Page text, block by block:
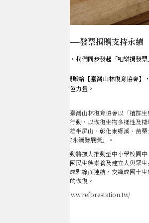
小行動，大意義——發票捐贈支持永續
除了展示再生紙筆記本，我們同步發起「📮樂捐發
募得的發票 💚 已全數捐贈給【臺灣山林復育協會】
為森林復育注入一點綠色力量。
【永續實績】社團法人臺灣山林復育協會以「植群
淺山植群（森林）復育行動，以恢復生物多樣性及
實績有臺中大肚山、高雄半屏山、彰化東螺溪、苗
並於2022年榮獲「國家永續發展獎」。
【願景藍圖】此復育行動將擴大推動至中小學校園
置與融入教學，來提升國民生態素養及建立人與眾
計的生態樹島，也將形成點線面連結，交織成國土
加速臺灣各地淺山森林的恢復。
【官方網站】https://www.reforestation.tw/